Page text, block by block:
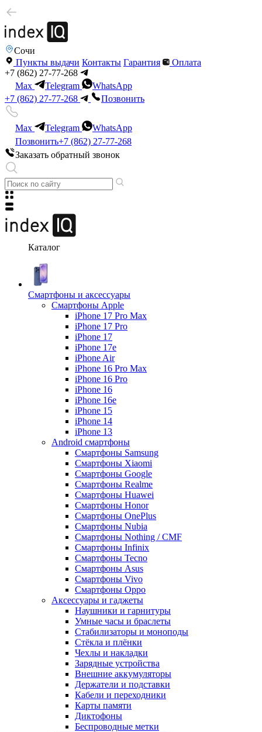
Сочи
Пункты выдачи Контакты Гарантия
Оплата
+7 (862) 27-77-268
Max
Telegram
WhatsApp
+7 (862) 27-77-268
Позвонить
Max Telegram
WhatsApp
Позвонить+7 (862) 27-77-268
Заказать обратный звонок
Каталог
Смартфоны и аксессуары
Смартфоны Apple
iPhone 17 Pro Max
iPhone 17 Pro
iPhone 17
iPhone 17e
iPhone Air
iPhone 16 Pro Max
iPhone 16 Pro
iPhone 16
iPhone 16e
iPhone 15
iPhone 14
iPhone 13
Android cмартфоны
Смартфоны Samsung
Смартфоны Xiaomi
Смартфоны Google
Смартфоны Realme
Смартфоны Huawei
Смартфоны Honor
Смартфоны OnePlus
Смартфоны Nubia
Смартфоны Nothing / CMF
Смартфоны Infinix
Смартфоны Tecno
Смартфоны Asus
Смартфоны Vivo
Смартфоны Oppo
Аксессуары и гаджеты
Наушники и гарнитуры
Умные часы и браслеты
Стабилизаторы и моноподы
Стёкла и плёнки
Чехлы и накладки
Зарядные устройства
Внешние аккумуляторы
Держатели и подставки
Кабели и переходники
Карты памяти
Диктофоны
Беспроводные метки